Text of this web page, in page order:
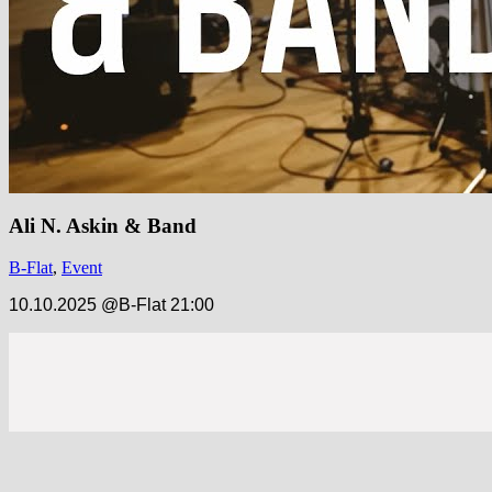
Ali N. Askin & Band
B-Flat, Event
10.10.2025 @B-Flat 21:00